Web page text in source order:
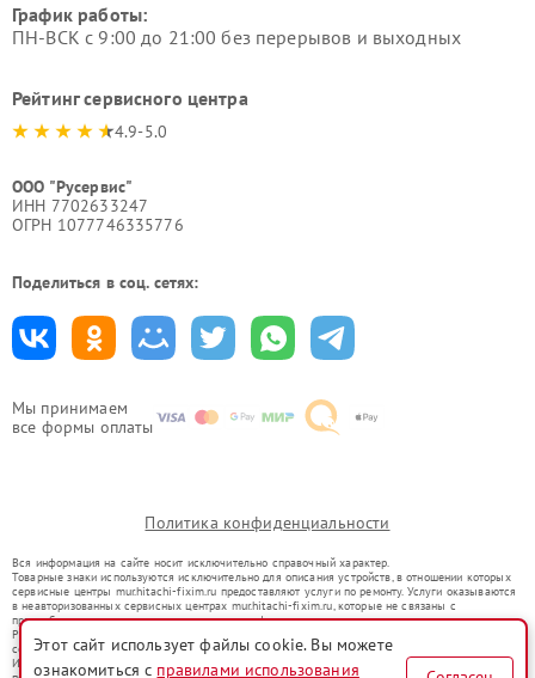
Мы принимаем
все формы оплаты
График работы:
ПН-ВСК с 9:00 до 21:00 без перерывов и выходных
Рейтинг сервисного центра
4.9-5.0
ООО "Русервис"
ИНН 7702633247
ОГРН 1077746335776
Поделиться в соц. сетях:
Политика конфиденциальности
Вся информация на сайте носит исключительно справочный характер.
Товарные знаки используются исключительно для описания устройств, в отношении которых
сервисные центры mur.hitachi-fixim.ru предоставляют услуги по ремонту. Услуги оказываются
в неавторизованных сервисных центрах mur.hitachi-fixim.ru, которые не связаны с
правообладателями товарных знаков или их официальными представителями.
Ремонт осуществляется для устройств, уже введенных в гражданский оборот в соответствии
со статьей 1487 ГК РФ.
Использование товарных знаков не преследует цели индивидуализации услуг или введения
Этот сайт использует файлы cookie. Вы можете
ознакомиться с правилами использования